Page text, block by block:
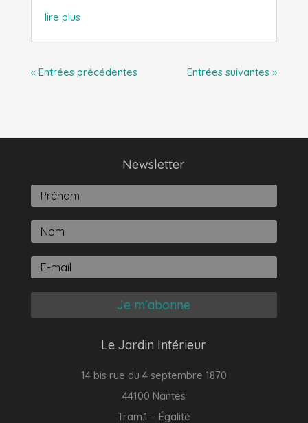
lire plus
« Entrées précédentes Entrées suivantes »
Newsletter
Je m'abonne
Le Jardin Intérieur
14 bis rue du 4 septembre 1870
44100 Nantes
Tram.1 – Égalité